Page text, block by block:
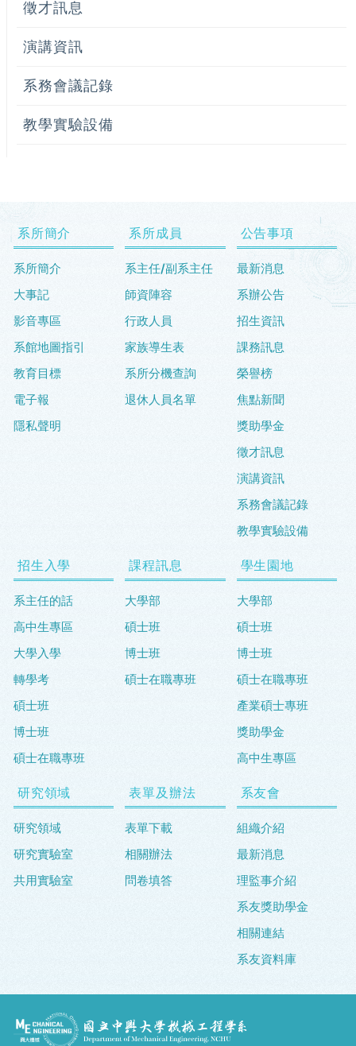
徵才訊息
演講資訊
系務會議記錄
教學實驗設備
系所簡介
系所簡介
大事記
影音專區
系館地圖指引
教育目標
電子報
隱私聲明
系所成員
系主任/副系主任
師資陣容
行政人員
家族導生表
系所分機查詢
退休人員名單
公告事項
最新消息
系辦公告
招生資訊
課務訊息
榮譽榜
焦點新聞
獎助學金
徵才訊息
演講資訊
系務會議記錄
教學實驗設備
招生入學
系主任的話
高中生專區
大學入學
轉學考
碩士班
博士班
碩士在職專班
課程訊息
大學部
碩士班
博士班
碩士在職專班
學生園地
大學部
碩士班
博士班
碩士在職專班
產業碩士專班
獎助學金
高中生專區
研究領域
研究領域
研究實驗室
共用實驗室
表單及辦法
表單下載
相關辦法
問卷填答
系友會
組織介紹
最新消息
理監事介紹
系友獎助學金
相關連結
系友資料庫